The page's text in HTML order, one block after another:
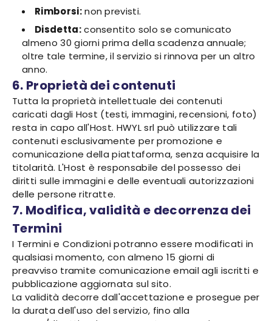
Rimborsi:non previsti.
Disdetta:consentito solo se comunicato
almeno 30 giorni prima della scadenza annuale;
oltre tale termine, il servizio si rinnova per un altro
anno.
6. Proprietà dei contenuti
Tutta la proprietà intellettuale dei contenuti
caricati dagli Host (testi, immagini, recensioni, foto)
resta in capo all'Host. HWYL srl può utilizzare tali
contenuti esclusivamente per promozione e
comunicazione della piattaforma, senza acquisire la
titolarità. L'Host è responsabile del possesso dei
diritti sulle immagini e delle eventuali autorizzazioni
delle persone ritratte.
7. Modifica, validità e decorrenza dei
Termini
I Termini e Condizioni potranno essere modificati in
qualsiasi momento, con almeno 15 giorni di
preavviso tramite comunicazione email agli iscritti e
pubblicazione aggiornata sul sito.
La validità decorre dall'accettazione e prosegue per
la durata dell'uso del servizio, fino alla